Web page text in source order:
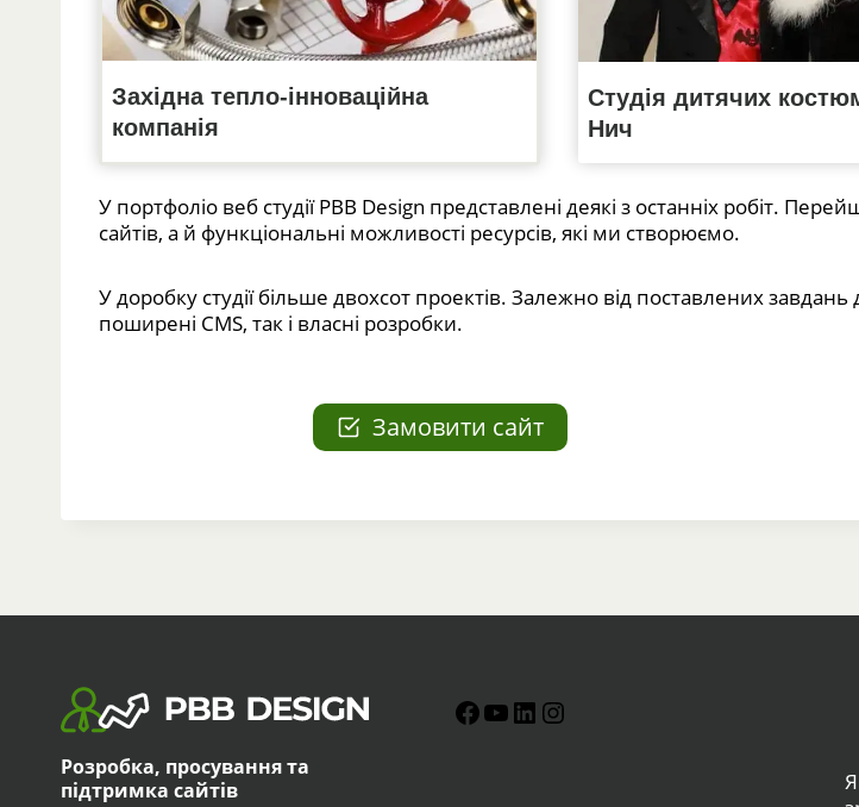
Західна тепло-інноваційна
компанія
Студія дитячих
Нич
У портфоліо веб студії PBB Design представлені деякі з останніх робіт.
сайтів, а й функціональні можливості ресурсів, які ми створюємо.
У доробку студії більше двохсот проектів. Залежно від поставлених
поширені CMS, так і власні розробки.
Замовити сайт
Розробка, просування та
підтримка сайтів
Facebook
YouTube
LinkedIn
Instagram